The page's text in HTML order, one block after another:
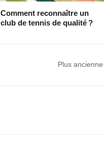
Comment reconnaître un
club de tennis de qualité ?
Plus ancienne